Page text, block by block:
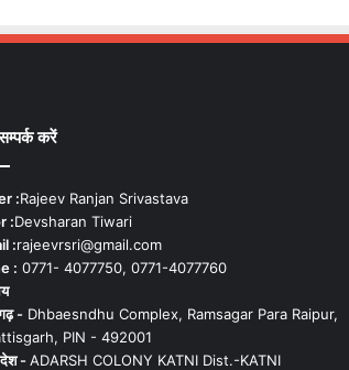
करें
:Rajeev Ranjan Srivastava
:Devsharan Tiwari
:rajeevrsri@gmail.com
: 0771- 4077750, 0771-4077760
-Dhbaesndhu Complex, Ramsagar Para Raipur,
PIN - 492001
-ADARSH COLONY KATNI Dist.-KATNI